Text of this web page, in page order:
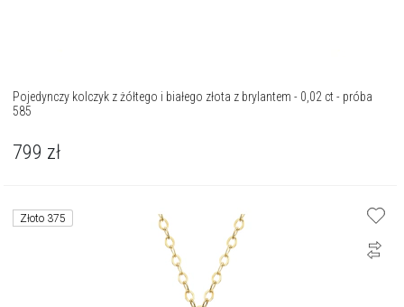
Pojedynczy kolczyk z żółtego i białego złota z brylantem - 0,02 ct - próba
585
799 zł
Złoto 375